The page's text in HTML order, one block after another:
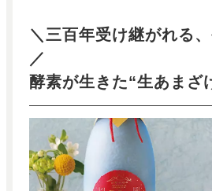
＼三百年受け継がれる
／
酵素が生きた“生あまざ